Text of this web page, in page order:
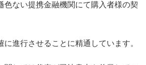
色ない提携金融機関にて購入者様の契
に進行させることに精通しています。